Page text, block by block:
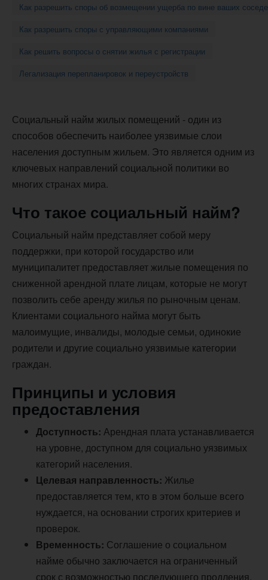
Как разрешить споры об возмещении ущерба по вине ваших
Как разрешить споры с управляющими компаниями
Как решить вопросы о снятии жилья с регистрации
Легализация перепланировок и переустройств
Социальный найм жилых помещений - один из
способов обеспечить наиболее уязвимые слои
населения доступным жильем. Это является одним из
ключевых направлений социальной политики во
многих странах мира.
Что такое социальный найм?
Социальный найм представляет собой меру
поддержки, при которой государство или
муниципалитет предоставляет жилые помещения по
сниженной арендной плате лицам, которые не могут
позволить себе аренду жилья по рыночным ценам.
Клиентами социального найма могут быть
малоимущие, инвалиды, молодые семьи, одинокие
родители и другие социально уязвимые категории
граждан.
Принципы и условия
предоставления
Доступность: Арендная плата устанавливается
на уровне, доступном для социально уязвимых
категорий населения.
Целевая направленность: Жилье
предоставляется тем, кто в этом больше всего
нуждается, на основании строгих критериев и
проверок.
Временность: Соглашение о социальном
найме обычно заключается на ограниченный
срок с возможностью последующего продления.